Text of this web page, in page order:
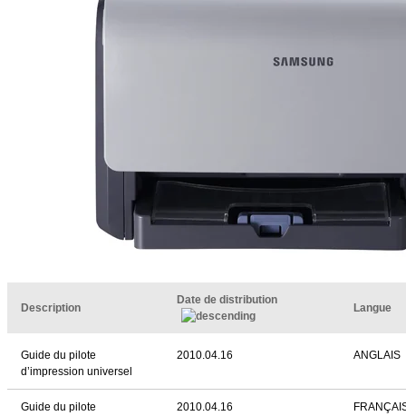
Description
Date de distribution
Langue
Guide du pilote
d’impression universel
2010.04.16 ANGLAIS
Guide du pilote
2010.04.16